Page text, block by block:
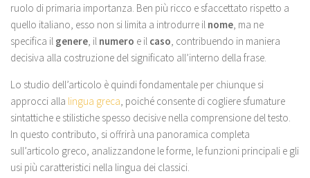
ruolo di primaria importanza. Ben più ricco e sfaccettato rispetto a
quello italiano, esso non si limita a introdurre il nome , ma ne
specifica il genere , il numero e il caso , contribuendo in maniera
decisiva alla costruzione del significato all’interno della frase.
Lo studio dell’articolo è quindi fondamentale per chiunque si
approcci alla lingua greca , poiché consente di cogliere sfumature
sintattiche e stilistiche spesso decisive nella comprensione del testo.
In questo contributo, si offrirà una panoramica completa
sull’articolo greco, analizzandone le forme, le funzioni principali e gli
usi più caratteristici nella lingua dei classici.